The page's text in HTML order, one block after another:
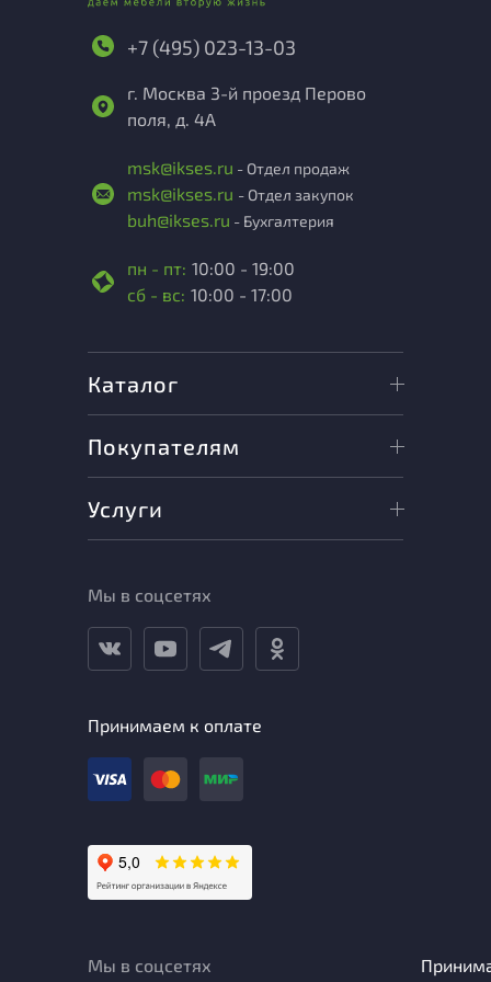
+7 (495) 023-13-03
г. Москва 3-й проезд Перово
поля, д. 4А
msk@ikses.ru - Отдел продаж
msk@ikses.ru - Отдел закупок
buh@ikses.ru - Бухгалтерия
пн - пт: 10:00 - 19:00
сб - вс: 10:00 - 17:00
Каталог
Покупателям
Услуги
Мы в соцсетях
Принимаем к оплате
Мы в соцсетях